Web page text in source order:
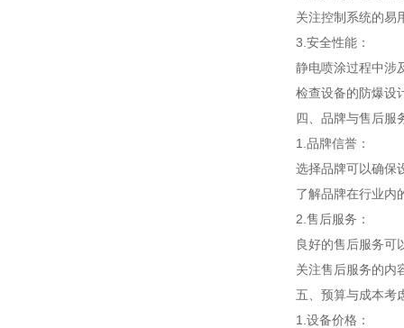
关注控制系统的易
3.安全性能：
静电喷涂过程中涉及
检查设备的防爆设
四、品牌与售后服
1.品牌信誉：
选择品牌可以确保设
了解品牌在行业内
2.售后服务：
良好的售后服务可以
关注售后服务的内容
五、预算与成本考
1.设备价格：